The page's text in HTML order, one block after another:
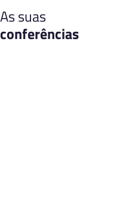
As suas
conferências